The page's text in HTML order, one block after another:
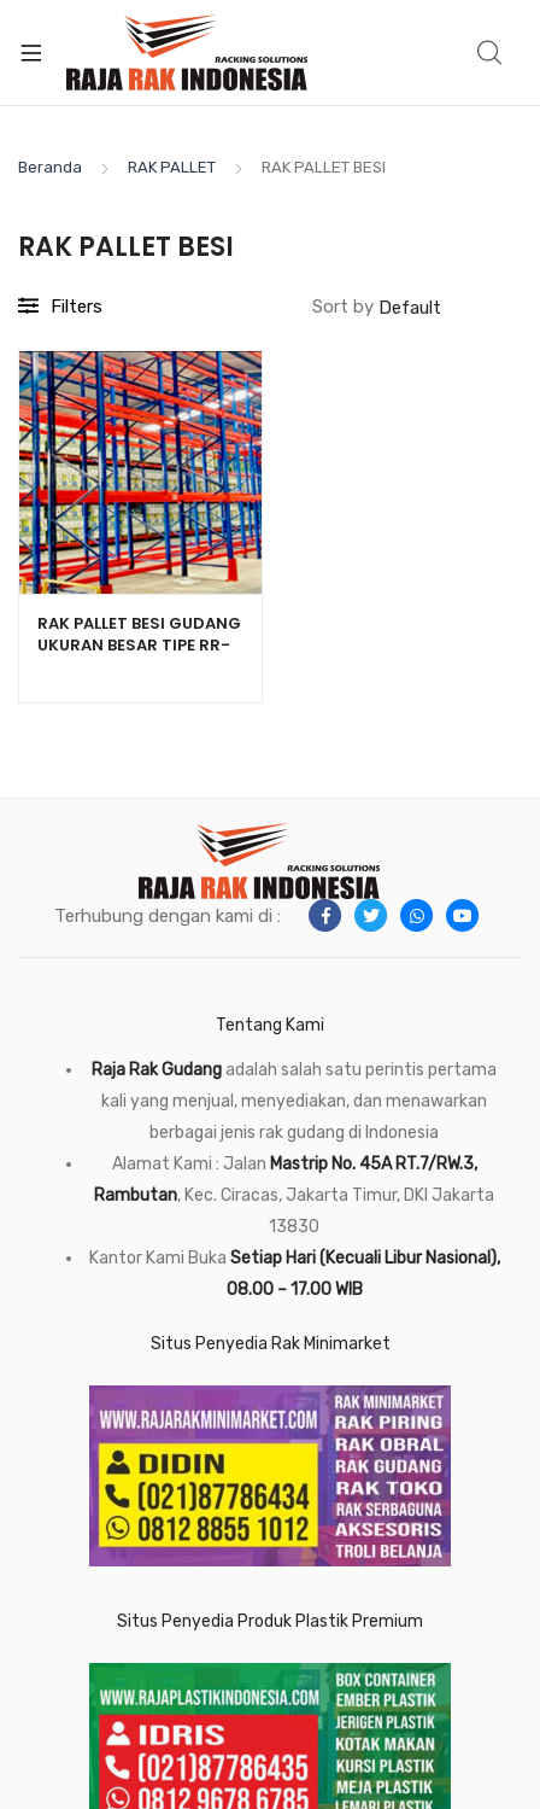
Beranda RAK PALLET RAK PALLET BESI
RAK PALLET BESI
Filters Sort by
RAK PALLET BESI GUDANG
UKURAN BESAR TIPE RR-
Terhubung dengan kami di :
Tentang Kami
Raja Rak Gudangadalah salah satu perintis pertama
kali yang menjual, menyediakan, dan menawarkan
berbagai jenis rak gudang di Indonesia
Alamat Kami : Jalan Mastrip No. 45A RT.7/RW.3,
Rambutan, Kec. Ciracas, Jakarta Timur, DKI Jakarta
13830
Kantor Kami Buka Setiap Hari (Kecuali Libur Nasional),
08.00 – 17.00 WIB
Situs Penyedia Rak Minimarket
Situs Penyedia Produk Plastik Premium